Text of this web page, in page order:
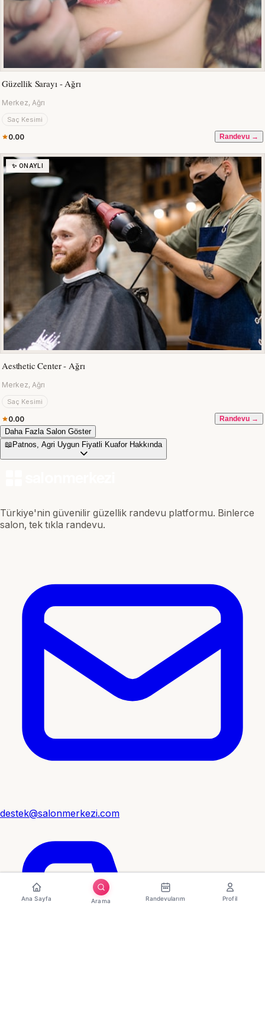
Güzellik Sarayı - Ağrı
Merkez, Ağrı
Saç Kesimi
0.00 Randevu →
✨ ONAYLI
Aesthetic Center - Ağrı
Merkez, Ağrı
Saç Kesimi
0.00 Randevu →
Daha Fazla Salon Göster
📖 Patnos, Agri Uygun Fiyatli Kuafor Hakkında
Türkiye'nin güvenilir güzellik randevu platformu. Binlerce
salon, tek tıkla randevu.
destek@salonmerkezi.com
Ana Sayfa Arama Randevularım Profil